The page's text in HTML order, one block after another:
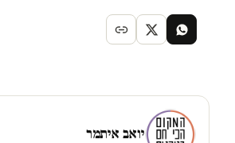
יואב איתמר